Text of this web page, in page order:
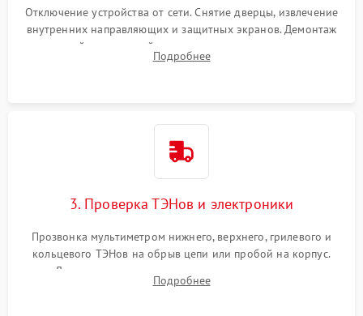
Отключение устройства от сети. Снятие дверцы, извлечение
внутренних направляющих и защитных экранов. Демонтаж
задней или верхней панели для прямого доступа к
нагревательным элементам, плате и вентиляторам.
Подробнее
3. Проверка ТЭНов и электроники
Прозвонка мультиметром нижнего, верхнего, грилевого и
кольцевого ТЭНов на обрыв цепи или пробой на корпус.
Диагностика термостата, датчиков температуры,
переключателя режимов и мотора конвекции.
Подробнее